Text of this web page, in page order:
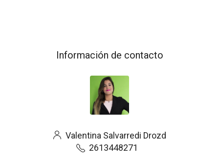
Información de contacto
Valentina Salvarredi Drozd
2613448271